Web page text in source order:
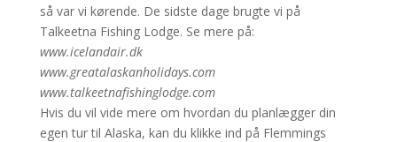
så var vi kørende. De sidste dage brugte vi på
Talkeetna Fishing Lodge. Se mere på:
www.icelandair.dk
www.greatalaskanholidays.com
www.talkeetnafishinglodge.com
Hvis du vil vide mere om hvordan du planlægger din
egen tur til Alaska, kan du klikke ind på Flemmings